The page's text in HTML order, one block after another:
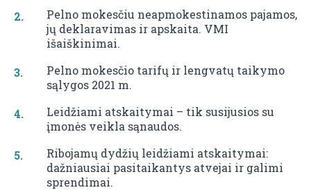
Pelno mokesčiu neapmokestinamos pajamos,
jų deklaravimas ir apskaita. VMI
išaiškinimai.
Pelno mokesčio tarifų ir lengvatų taikymo
sąlygos 2021 m.
Leidžiami atskaitymai – tik susijusios su
įmonės veikla sąnaudos.
Ribojamų dydžių leidžiami atskaitymai:
dažniausiai pasitaikantys atvejai ir galimi
sprendimai.